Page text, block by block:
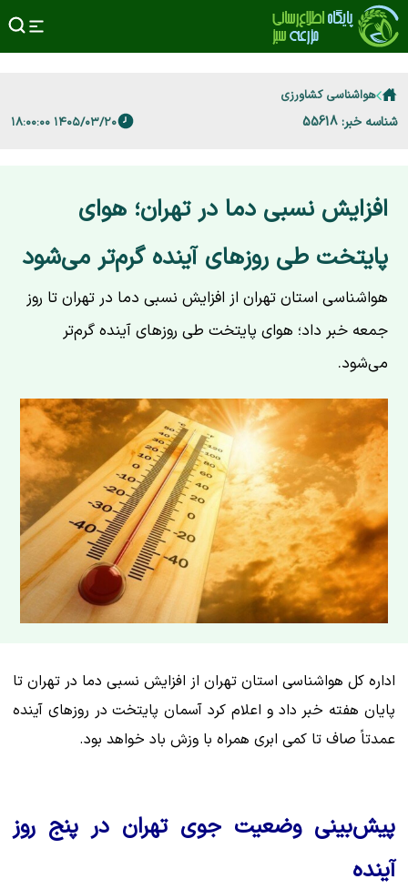
هواشناسی کشاورزی
شناسه خبر: 55618 ۱۴۰۵/۰۳/۲۰ ۱۸:۰۰:۰۰
افزایش نسبی دما در تهران؛ هوای
پایتخت طی روزهای آینده گرم‌تر می‌شود
هواشناسی استان تهران از افزایش نسبی دما در تهران تا روز
جمعه خبر داد؛ هوای پایتخت طی روزهای آینده گرم‌تر
می‌شود.
اداره کل هواشناسی استان تهران از افزایش نسبی دما در تهران تا
پایان هفته خبر داد و اعلام کرد آسمان پایتخت در روزهای آینده
عمدتاً صاف تا کمی ابری همراه با وزش باد خواهد بود.
پیش‌بینی وضعیت جوی تهران در پنج روز
آینده